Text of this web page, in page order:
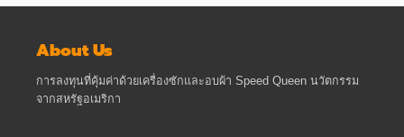
About Us
การลงทุนที่คุ้มค่าด้วยเครื่องซักและอบผ้า Speed Queen นวัตกรรม
จากสหรัฐอเมริกา